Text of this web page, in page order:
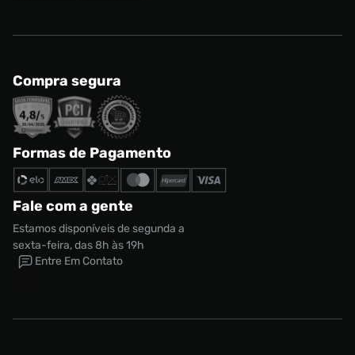
Compra segura
Formas de Pagamento
Fale com a gente
Estamos disponíveis de segunda a
sexta-feira, das 8h às 19h
Entre Em Contato